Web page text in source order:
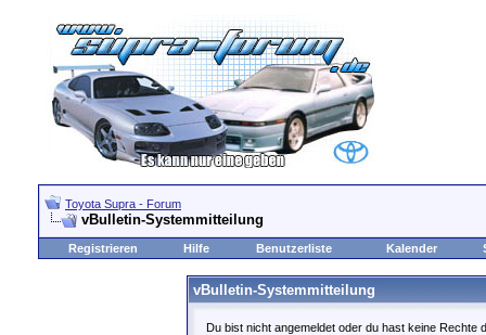
Toyota Supra - Forum
vBulletin-Systemmitteilung
Registrieren Hilfe Benutzerliste Kalender
vBulletin-Systemmitteilung
Du bist nicht angemeldet oder du hast keine Rechte